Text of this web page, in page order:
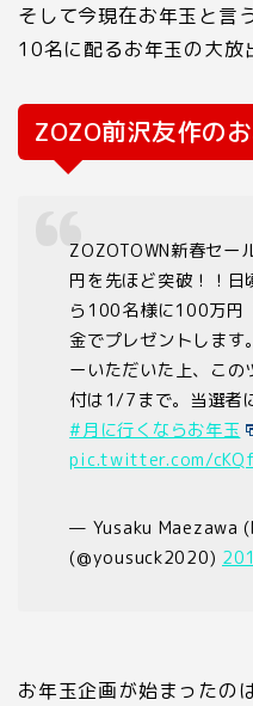
そして今現在お年玉と言
10名に配るお年玉の大放
ZOZO前沢友作の
ZOZOTOWN新春セー
円を先ほど突破！！
ら100名様に100万円
金でプレゼントします
ーいただいた上、この
付は1/7まで。当選者
#月に行くならお年玉
pic.twitter.com/
— Yusaku Maezawa
(@yousuck2020)
お年玉企画が始まったの